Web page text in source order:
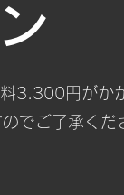
3.300円がか
でご了承くだ